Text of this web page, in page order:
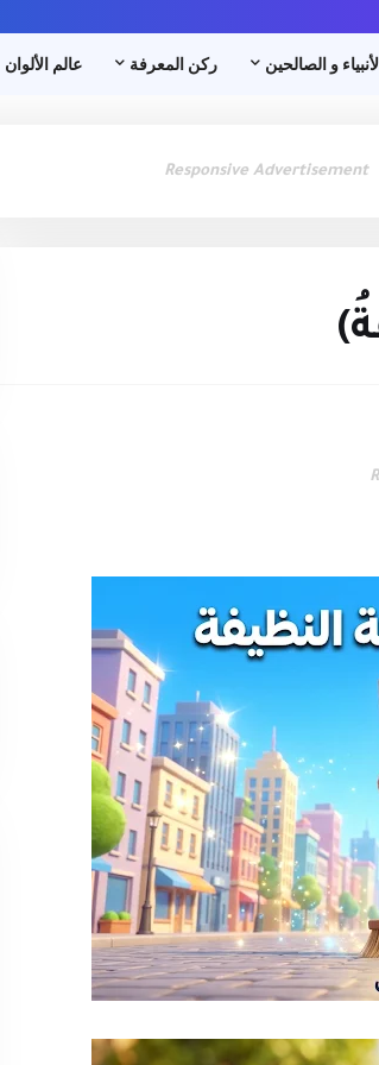
و الصالحين ركن المعرفة عالم الألوان
Responsive Advertisement